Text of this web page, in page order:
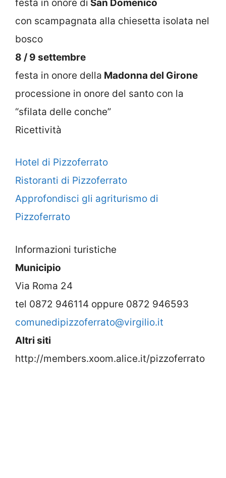
festa in onore di San Domenico
con scampagnata alla chiesetta isolata nel
bosco
8 / 9 settembre
festa in onore della Madonna del Girone
processione in onore del santo con la
“sfilata delle conche”
Ricettività
Hotel di Pizzoferrato
Ristoranti di Pizzoferrato
Approfondisci gli agriturismo di
Pizzoferrato
Informazioni turistiche
Municipio
Via Roma 24
tel 0872 946114 oppure 0872 946593
comunedipizzoferrato@virgilio.it
Altri siti
http://members.xoom.alice.it/pizzoferrato